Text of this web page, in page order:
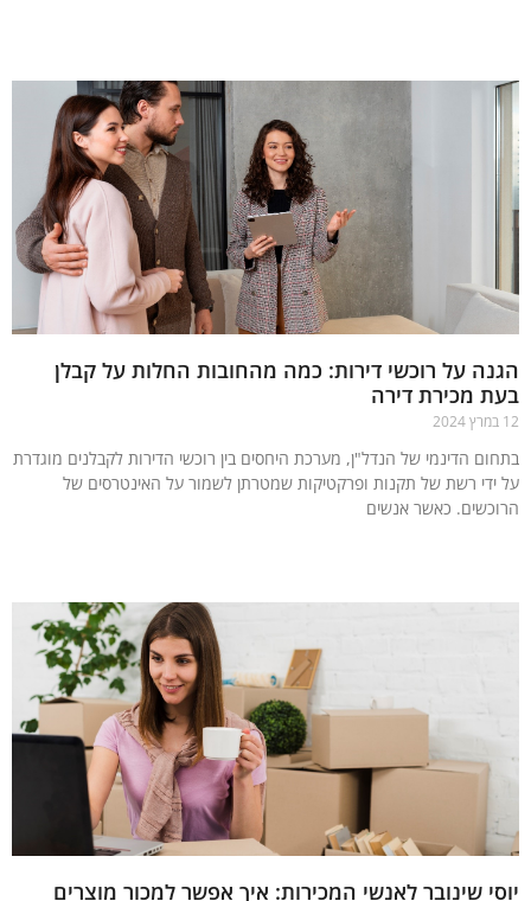
על רוכשי דירות: כמה מהחובות החלות על קבלן
מכירת דירה
הדינמי של הנדל"ן, מערכת היחסים בין רוכשי הדירות לקבלנים מוגדרת
רשת של תקנות ופרקטיקות שמטרתן לשמור על האינטרסים של
כאשר אנשים
שינובר לאנשי המכירות: איך אפשר למכור מוצרים